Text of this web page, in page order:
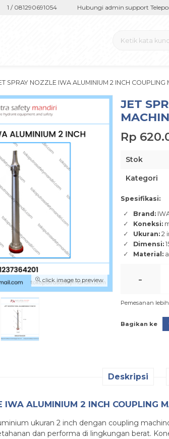
Hubungi admin support Telepon
SPRAY NOZZLE IWA ALUMINIUM 2 INCH
click image to preview
JET
Rp
Stok
Kategori
Spesifikasi:
Brand:
Koneksi:
Ukuran: 2
Dimensi:
Material:
-
Pemesanan
Bagikan ke
Deskripsi
IWA ALUMINIUM 2 INCH COUPLING
ukuran 2 inch dengan coupling
dan performa di lingkungan berat.